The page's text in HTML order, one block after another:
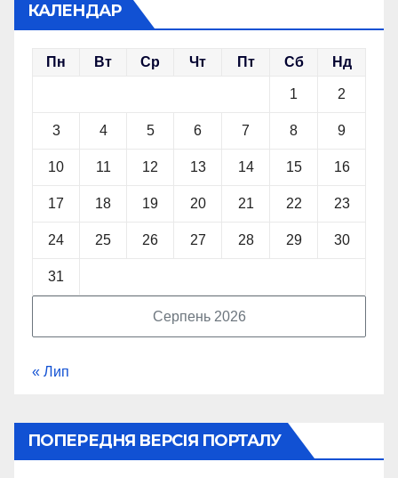
КАЛЕНДАР
Серпень 2026
Пн Вт Ср Чт Пт Сб Нд
1 2
3 4 5 6 7 8 9
10 11 12 13 14 15 16
17 18 19 20 21 22 23
24 25 26 27 28 29 30
31
« Лип
ПОПЕРЕДНЯ ВЕРСІЯ ПОРТАЛУ